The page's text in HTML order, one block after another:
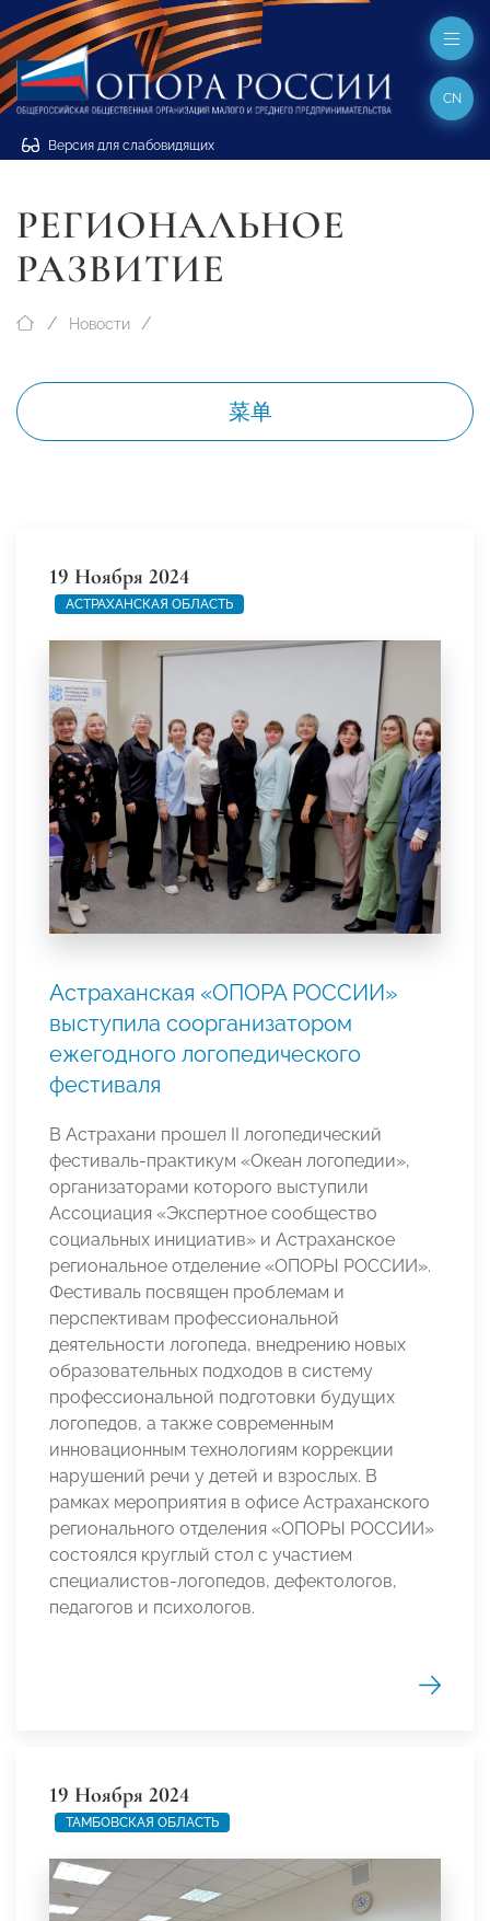
Версия для слабовидящих
CN
РЕГИОНАЛЬНОЕ
РАЗВИТИЕ
Новости
菜单
19 Ноября 2024
АСТРАХАНСКАЯ ОБЛАСТЬ
Астраханская «ОПОРА РОССИИ»
выступила соорганизатором
ежегодного логопедического
фестиваля
В Астрахани прошел II логопедический
фестиваль-практикум «Океан логопедии»,
организаторами которого выступили
Ассоциация «Экспертное сообщество
социальных инициатив» и Астраханское
региональное отделение «ОПОРЫ РОССИИ».
Фестиваль посвящен проблемам и
перспективам профессиональной
деятельности логопеда, внедрению новых
образовательных подходов в систему
профессиональной подготовки будущих
логопедов, а также современным
инновационным технологиям коррекции
нарушений речи у детей и взрослых. В
рамках мероприятия в офисе Астраханского
регионального отделения «ОПОРЫ РОССИИ»
состоялся круглый стол с участием
специалистов-логопедов, дефектологов,
педагогов и психологов.
19 Ноября 2024
ТАМБОВСКАЯ ОБЛАСТЬ